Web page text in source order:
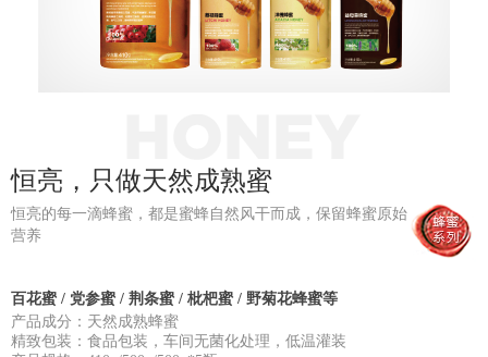
恒亮，只做天然成熟蜜
恒亮的每一滴蜂蜜，都是蜜蜂自然风干而成，保留蜂蜜原始
营养
百花蜜 / 党参蜜 / 荆条蜜 / 枇杷蜜 / 野菊花蜂蜜等
产品成分：天然成熟蜂蜜
精致包装：食品包装，车间无菌化处理，低温灌装